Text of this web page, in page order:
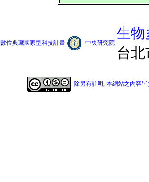
數位典藏國家型科技計畫 中央研究院
生物
台北
除另有註明, 本網站之內容